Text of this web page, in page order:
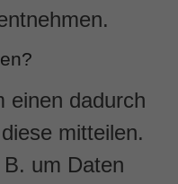
einen dadurch
mitteilen.
um Daten